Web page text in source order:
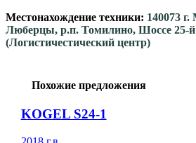
Местонахождение техники: 140073 г.
Люберцы, р.п. Томилино, Шоссе 25-й
(Логистичестический центр)
Похожие предложения
KOGEL S24-1